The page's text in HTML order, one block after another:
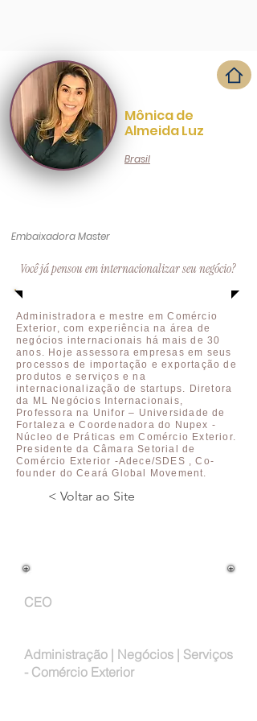
Mônica de
Almeida Luz
Brasil
Embaixadora Master
Você já pensou em internacionalizar seu negócio?
Administradora e mestre em Comércio
Exterior, com experiência na área de
negócios internacionais há mais de 30
anos. Hoje assessora empresas em seus
processos de importação e exportação de
produtos e serviços e na
internacionalização de startups. Diretora
da ML Negócios Internacionais,
Professora na Unifor – Universidade de
Fortaleza e Coordenadora do Nupex -
Núcleo de Práticas em Comércio Exterior.
Presidente da Câmara Setorial de
Comércio Exterior -Adece/SDES , Co-
founder do Ceará Global Movement.
< Voltar ao Site
Cargo na Empresa:
CEO
Administração | Negócios | Serviços
- Comércio Exterior